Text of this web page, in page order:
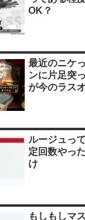
OK？
最近のニケ
ンに片足突
が今のラス
ルージュっ
定回数やっ
け
もしもしマ